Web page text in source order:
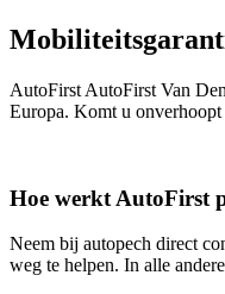
AutoFirst AutoFirst Van
Europa. Komt u
Hoe werkt AutoFirst
Neem bij autopech direct
weg te helpen. In alle